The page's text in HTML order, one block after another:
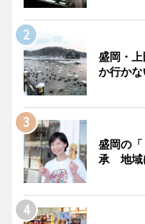
盛岡・
か行か
盛岡の
承 地域